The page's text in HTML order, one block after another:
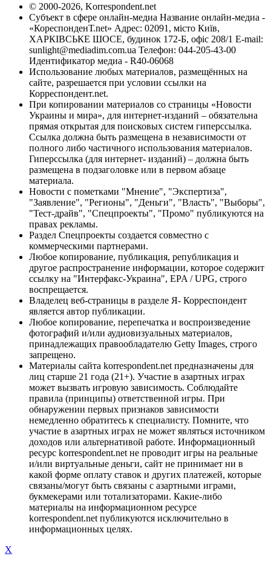
© 2000-2026, Korrespondent.net
Субъект в сфере онлайн-медиа Название онлайн-медиа -
«КореспонденТ.net» Адрес: 02091, місто Київ,
ХАРКІВСЬКЕ ШОСЕ, будинок 172-Б, офіс 208/1 E-mail:
sunlight@mediadim.com.ua Телефон: 044-205-43-00
Идентификатор медиа - R40-06068
Использование любых материалов, размещённых на
сайте, разрешается при условии ссылки на
Корреспондент.net.
При копировании материалов со страницы «Новости
Украины и мира», для интернет-изданий – обязательна
прямая открытая для поисковых систем гиперссылка.
Ссылка должна быть размещена в независимости от
полного либо частичного использования материалов.
Гиперссылка (для интернет- изданий) – должна быть
размещена в подзаголовке или в первом абзаце
материала.
Новости с пометками "Мнение", "Экспертиза",
"Заявление", "Регионы", "Деньги", "Власть", "Выборы",
"Тест-драйв", "Спецпроекты", "Промо" публикуются на
правах рекламы.
Раздел Спецпроекты создается совместно с
коммерческими партнерами.
Любое копирование, публикация, републикация и
другое распространение информации, которое содержит
ссылку на "Интерфакс-Украина", EPA / UPG, строго
воспрещается.
Владелец веб-страницы в разделе Я- Корреспондент
является автор публикации.
Любое копирование, перепечатка и воспроизведение
фотографий и/или аудиовизуальных материалов,
принадлежащих правообладателю Getty Images, строго
запрещено.
Материалы сайта korrespondent.net предназначены для
лиц старше 21 года (21+). Участие в азартных играх
может вызвать игровую зависимость. Соблюдайте
правила (принципы) ответственной игры. При
обнаружении первых признаков зависимости
немедленно обратитесь к специалисту. Помните, что
участие в азартных играх не может являться источником
доходов или альтернативой работе. Информационный
ресурс korrespondent.net не проводит игры на реальные
и/или виртуальные деньги, сайт не принимает ни в
какой форме оплату ставок и других платежей, которые
связаны/могут быть связаны с азартными играми,
букмекерами или тотализаторами. Какие-либо
материалы на информационном ресурсе
korrespondent.net публикуются исключительно в
информационных целях.
X